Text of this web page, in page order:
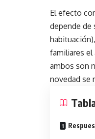
El efecto
depende de
familiares el
ambos son
novedad se